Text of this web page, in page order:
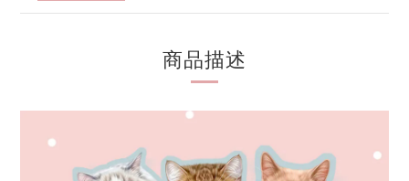
商品描述